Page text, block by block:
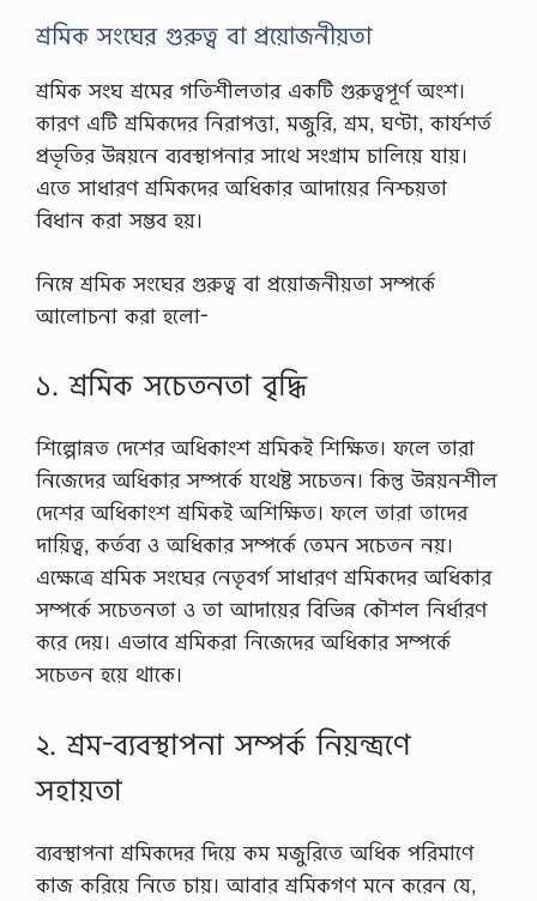
বং
মা
শ্রমিক সংঘের গুরুত্ব বা প্রয়োজনীয়তা
শ্রমিক সংঘ শ্রমের গতিশীলতার একটি গুরুত্বপূর্ণ অংশ।
কারণ এটি শ্রমিকদের নিরাপত্তা, মজুরি, শ্রম, ঘণ্টা, কার্যশর্ত
প্রভৃতির উন্নয়নে ব্যবস্থাপনার সাথে সংগ্রাম চালিয়ে যায়।
এতে সাধারণ শ্রমিকদের অধিকার আদায়ের নিশ্চয়তা
বিধান করা সম্ভব হয়।
নিম্নে শ্রমিক সংঘের গুরুত্ব বা প্রয়োজনীয়তা সম্পর্কে
আলোচনা করা হলো-
১. শ্রমিক সচেতনতা বৃদ্ধি
শিল্পোন্নত দেশের অধিকাংশ শ্রমিকই শিক্ষিত। ফলে তারা
নিজেদের অধিকার সম্পর্কে যথেষ্ট সচেতন। কিন্তু উন্নয়নশীল
দেশের অধিকাংশ শ্রমিকই অশিক্ষিত। ফলে তারা তাদের
দায়িত্ব, কর্তব্য ও অধিকার সম্পর্কে তেমন সচেতন নয়।
এক্ষেত্রে শ্রমিক সংঘের নেতৃবর্গ সাধারণ শ্রমিকদের অধিকার
সম্পর্কে সচেতনতা ও তা আদায়ের বিভিন্ন কৌশল নির্ধারণ
করে দেয়। এভাবে শ্রমিকরা নিজেদের অধিকার সম্পর্কে
সচেতন হয়ে থাকে।
২. শ্রম-ব্যবস্থাপনা সম্পর্ক নিয়ন্ত্রণে
সহায়তা
ব্যবস্থাপনা শ্রমিকদের দিয়ে কম মজুরিতে অধিক পরিমাণে
কাজ করিয়ে নিতে চায়। আবার শ্রমিকগণ মনে করেন যে,